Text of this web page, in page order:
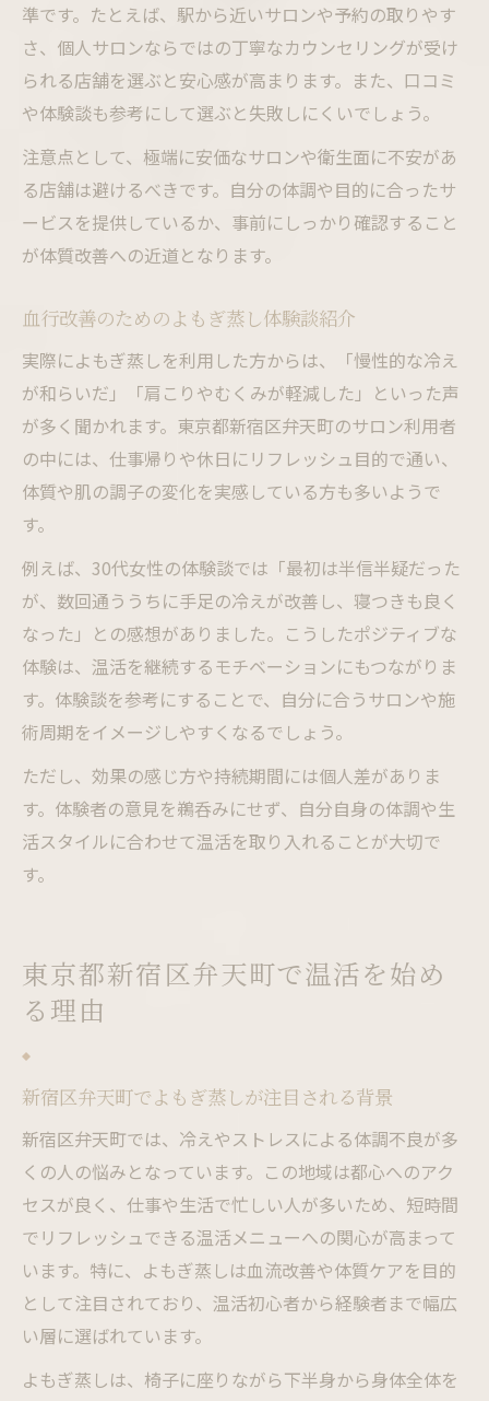
準です。たとえば、駅から近いサロンや予約の取りやす
さ、個人サロンならではの丁寧なカウンセリングが受け
られる店舗を選ぶと安心感が高まります。また、口コミ
や体験談も参考にして選ぶと失敗しにくいでしょう。
注意点として、極端に安価なサロンや衛生面に不安があ
る店舗は避けるべきです。自分の体調や目的に合ったサ
ービスを提供しているか、事前にしっかり確認すること
が体質改善への近道となります。
血行改善のためのよもぎ蒸し体験談紹介
実際によもぎ蒸しを利用した方からは、「慢性的な冷え
が和らいだ」「肩こりやむくみが軽減した」といった声
が多く聞かれます。東京都新宿区弁天町のサロン利用者
の中には、仕事帰りや休日にリフレッシュ目的で通い、
体質や肌の調子の変化を実感している方も多いようで
す。
例えば、30代女性の体験談では「最初は半信半疑だった
が、数回通ううちに手足の冷えが改善し、寝つきも良く
なった」との感想がありました。こうしたポジティブな
体験は、温活を継続するモチベーションにもつながりま
す。体験談を参考にすることで、自分に合うサロンや施
術周期をイメージしやすくなるでしょう。
ただし、効果の感じ方や持続期間には個人差がありま
す。体験者の意見を鵜呑みにせず、自分自身の体調や生
活スタイルに合わせて温活を取り入れることが大切で
す。
東京都新宿区弁天町で温活を始め
る理由
新宿区弁天町でよもぎ蒸しが注目される背景
新宿区弁天町では、冷えやストレスによる体調不良が多
くの人の悩みとなっています。この地域は都心へのアク
セスが良く、仕事や生活で忙しい人が多いため、短時間
でリフレッシュできる温活メニューへの関心が高まって
います。特に、よもぎ蒸しは血流改善や体質ケアを目的
として注目されており、温活初心者から経験者まで幅広
い層に選ばれています。
よもぎ蒸しは、椅子に座りながら下半身から身体全体を